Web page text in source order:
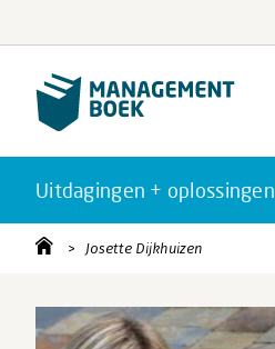
Uitdagingen + oplossingen
Josette Dijkhuizen